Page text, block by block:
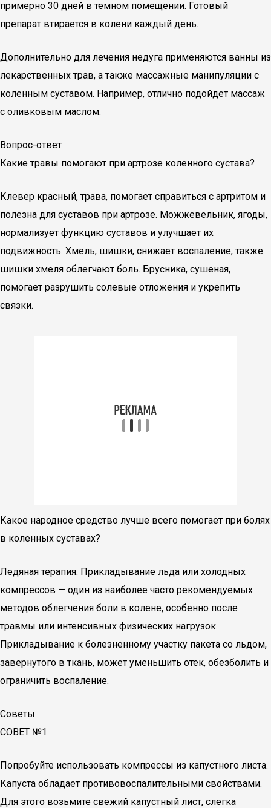
примерно 30 дней в темном помещении. Готовый
препарат втирается в колени каждый день.
Дополнительно для лечения недуга применяются ванны из
лекарственных трав, а также массажные манипуляции с
коленным суставом. Например, отлично подойдет массаж
с оливковым маслом.
Вопрос-ответ
Какие травы помогают при артрозе коленного сустава?
Клевер красный, трава, помогает справиться с артритом и
полезна для суставов при артрозе. Можжевельник, ягоды,
нормализует функцию суставов и улучшает их
подвижность. Хмель, шишки, снижает воспаление, также
шишки хмеля облегчают боль. Брусника, сушеная,
помогает разрушить солевые отложения и укрепить
связки.
Какое народное средство лучше всего помогает при болях
в коленных суставах?
Ледяная терапия. Прикладывание льда или холодных
компрессов — один из наиболее часто рекомендуемых
методов облегчения боли в колене, особенно после
травмы или интенсивных физических нагрузок.
Прикладывание к болезненному участку пакета со льдом,
завернутого в ткань, может уменьшить отек, обезболить и
ограничить воспаление.
Советы
СОВЕТ №1
Попробуйте использовать компрессы из капустного листа.
Капуста обладает противовоспалительными свойствами.
Для этого возьмите свежий капустный лист, слегка